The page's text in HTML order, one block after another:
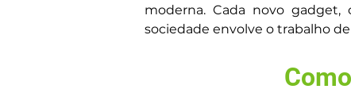
moderna. Cada novo gadget,
sociedade envolve o trabalho